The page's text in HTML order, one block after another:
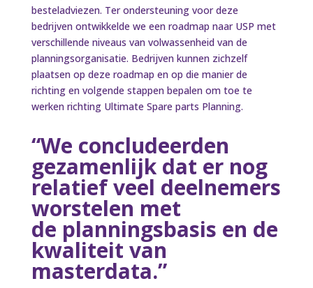
besteladviezen. Ter ondersteuning voor deze
bedrijven ontwikkelde we een roadmap naar USP met
verschillende niveaus van volwassenheid van de
planningsorganisatie. Bedrijven kunnen zichzelf
plaatsen op deze roadmap en op die manier de
richting en volgende stappen bepalen om toe te
werken richting Ultimate Spare parts Planning.
“We concludeerden
gezamenlijk dat er nog
relatief veel deelnemers
worstelen met
de planningsbasis en de
kwaliteit van
masterdata.”